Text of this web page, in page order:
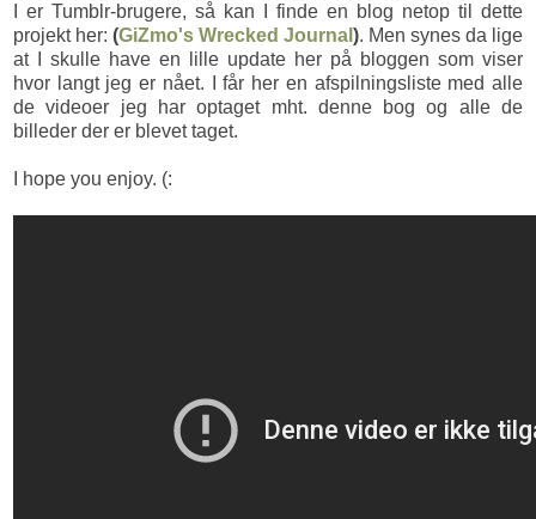
I er Tumblr-brugere, så kan I finde en blog netop til dette
projekt her: (GiZmo's Wrecked Journal ). Men synes da lige
at I skulle have en lille update her på bloggen som viser
hvor langt jeg er nået. I får her en afspilningsliste med alle
de videoer jeg har optaget mht. denne bog og alle de
billeder der er blevet taget.
I hope you enjoy. (: